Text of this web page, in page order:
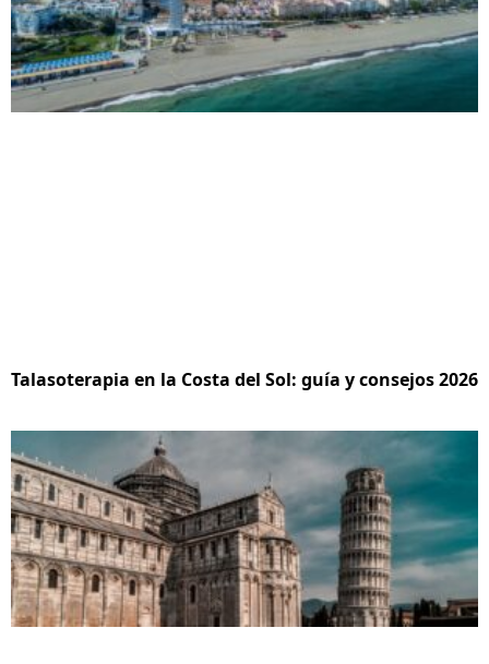
Talasoterapia en la Costa del Sol: guía y consejos 2026